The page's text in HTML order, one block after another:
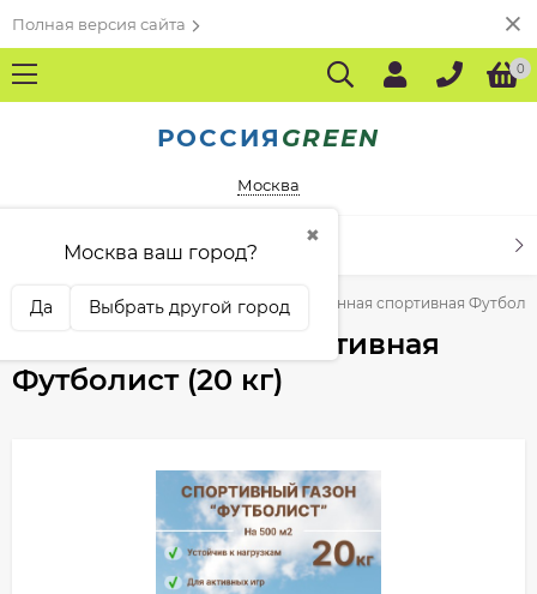
Полная версия сайта
0
РОССИЯ GREEN
Москва
✖
Москва ваш город?
Да Выбрать другой город
КАТАЛОГ ТОВАРОВ
Агросемторг Трава газонная спортивная
Трава газонная спортивная
Футболист (20 кг)